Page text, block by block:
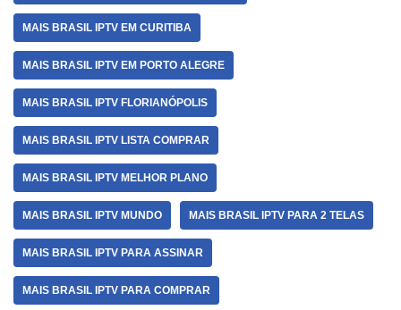
MAIS BRASIL IPTV EM CURITIBA
MAIS BRASIL IPTV EM PORTO ALEGRE
MAIS BRASIL IPTV FLORIANÓPOLIS
MAIS BRASIL IPTV LISTA COMPRAR
MAIS BRASIL IPTV MELHOR PLANO
MAIS BRASIL IPTV MUNDO MAIS BRASIL IPTV PARA 2 TELAS
MAIS BRASIL IPTV PARA ASSINAR
MAIS BRASIL IPTV PARA COMPRAR